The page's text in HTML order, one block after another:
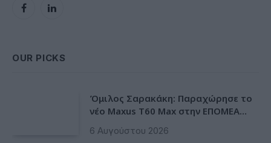
FacebookLinkedIn
OUR PICKS
Όμιλος Σαρακάκη: Παραχώρησε το
νέο Maxus T60 Max στην ΕΠΟΜΕΑ
6 Αυγούστου 2026